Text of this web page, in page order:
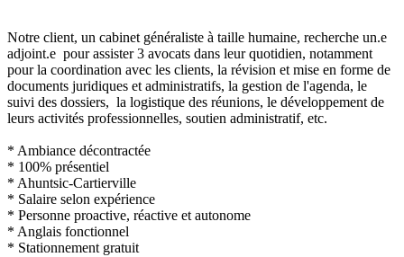
Notre client, un cabinet généraliste à taille humaine, recherche un.e
adjoint.e pour assister 3 avocats dans leur quotidien, notamment
pour la coordination avec les clients, la révision et mise en forme de
documents juridiques et administratifs, la gestion de l'agenda, le
suivi des dossiers, la logistique des réunions, le développement de
leurs activités professionnelles, soutien administratif, etc.
* Ambiance décontractée
* 100% présentiel
* Ahuntsic-Cartierville
* Salaire selon expérience
* Personne proactive, réactive et autonome
* Anglais fonctionnel
* Stationnement gratuit